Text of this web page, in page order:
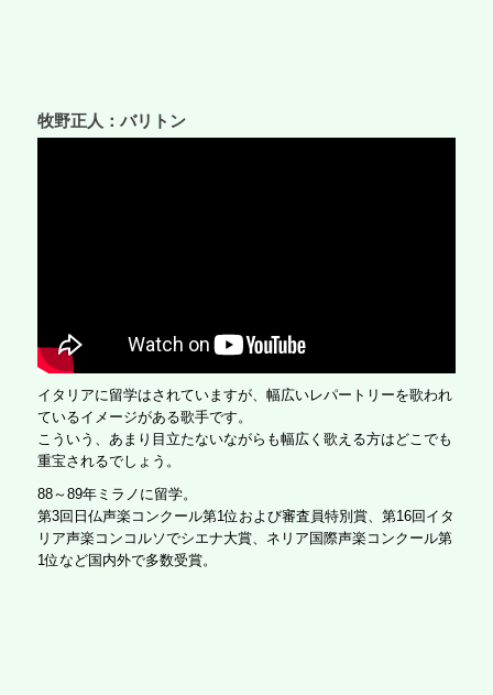
牧野正人：バリトン
イタリアに留学はされていますが、幅広いレパートリーを歌われ
ているイメージがある歌手です。
こういう、あまり目立たないながらも幅広く歌える方はどこでも
重宝されるでしょう。
88～89年ミラノに留学。
第3回日仏声楽コンクール第1位および審査員特別賞、第16回イタ
リア声楽コンコルソでシエナ大賞、ネリア国際声楽コンクール第
1位など国内外で多数受賞。